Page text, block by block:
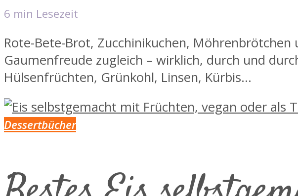
6 min Lesezeit
Rote-Bete-Brot, Zucchinikuchen,
Gaumenfreude zugleich – wirklich, durch und
Hülsenfrüchten, Grünkohl, Linsen, Kürbis...
Dessertbücher